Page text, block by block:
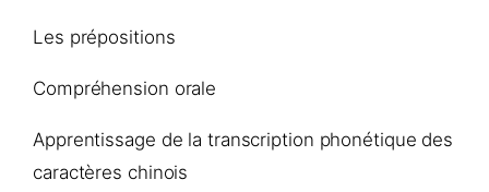
Les prépositions
Compréhension orale
Apprentissage de la transcription phonétique des
caractères chinois